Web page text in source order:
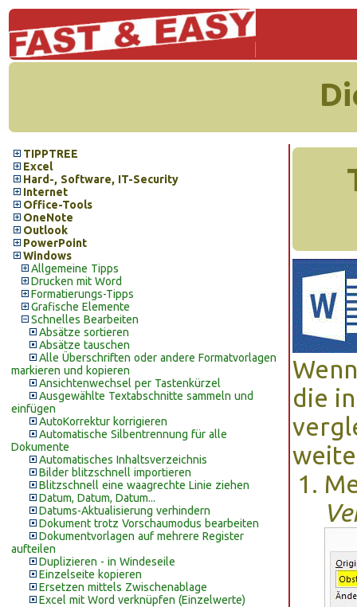
TIPPTREE
Excel
Hard-, Software, IT-Security
Internet
Office-Tools
OneNote
Outlook
PowerPoint
Windows
Allgemeine Tipps
Drucken mit Word
Formatierungs-Tipps
Grafische Elemente
Schnelles Bearbeiten
Absätze sortieren
Absätze tauschen
Alle Überschriften oder andere Formatvorlagen
markieren und kopieren
Ansichtenwechsel per Tastenkürzel
Ausgewählte Textabschnitte sammeln und
einfügen
AutoKorrektur korrigieren
Automatische Silbentrennung für alle
Dokumente
Automatisches Inhaltsverzeichnis
Bilder blitzschnell importieren
Blitzschnell eine waagrechte Linie ziehen
Datum, Datum, Datum...
Datums-Aktualisierung verhindern
Dokument trotz Vorschaumodus bearbeiten
Dokumentvorlagen auf mehrere Register
aufteilen
Duplizieren - in Windeseile
Einzelseite kopieren
Ersetzen mittels Zwischenablage
Excel mit Word verknüpfen (Einzelwerte)
die